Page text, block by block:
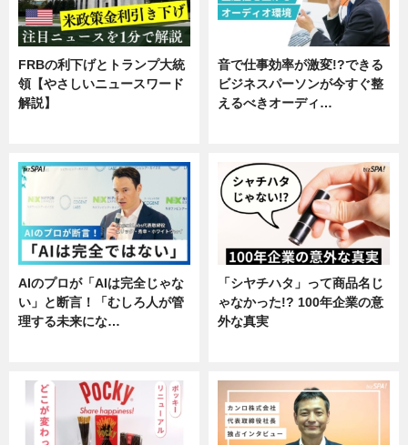
FRBの利下げとトランプ大統
領【やさしいニュースワード
解説】
音で仕事効率が激変!?できる
ビジネスパーソンが今すぐ整
えるべきオーディ…
AIのプロが「AIは完全じゃな
い」と断言！「むしろ人が管
理する未来にな…
「シヤチハタ」って商品名じ
ゃなかった!? 100年企業の意
外な真実